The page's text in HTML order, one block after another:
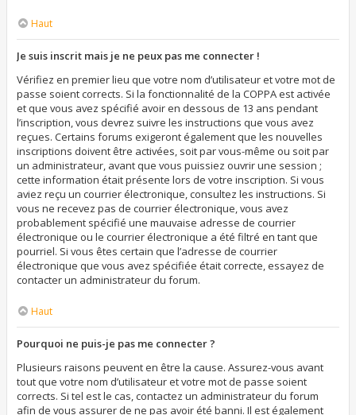
Haut
Je suis inscrit mais je ne peux pas me connecter !
Vérifiez en premier lieu que votre nom d’utilisateur et votre mot de
passe soient corrects. Si la fonctionnalité de la COPPA est activée
et que vous avez spécifié avoir en dessous de 13 ans pendant
l’inscription, vous devrez suivre les instructions que vous avez
reçues. Certains forums exigeront également que les nouvelles
inscriptions doivent être activées, soit par vous-même ou soit par
un administrateur, avant que vous puissiez ouvrir une session ;
cette information était présente lors de votre inscription. Si vous
aviez reçu un courrier électronique, consultez les instructions. Si
vous ne recevez pas de courrier électronique, vous avez
probablement spécifié une mauvaise adresse de courrier
électronique ou le courrier électronique a été filtré en tant que
pourriel. Si vous êtes certain que l’adresse de courrier
électronique que vous avez spécifiée était correcte, essayez de
contacter un administrateur du forum.
Haut
Pourquoi ne puis-je pas me connecter ?
Plusieurs raisons peuvent en être la cause. Assurez-vous avant
tout que votre nom d’utilisateur et votre mot de passe soient
corrects. Si tel est le cas, contactez un administrateur du forum
afin de vous assurer de ne pas avoir été banni. Il est également